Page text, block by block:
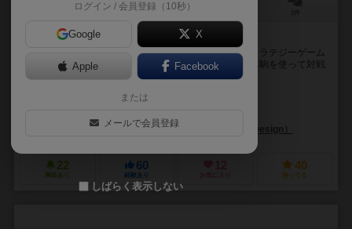
15～30分
かわいい駒で始まる、本格二人の頭脳戦
ソーラウィン（Soulaween）は2人対戦専用の抽象ストラテジーゲーム
です。4×4の盤面に交互に駒を置き、両面で色が異なる駒を使って対戦
します。駒はプレイヤー固有の色を持た...
プレイ・ウィズ・アス・デザイン（Play With Us Design）
22
興味あり
60
経験あり
40
持ってる
ログイン / 会員登録（10秒）
Google X
Apple Facebook
または
メールで会員登録
しばらく表示しない